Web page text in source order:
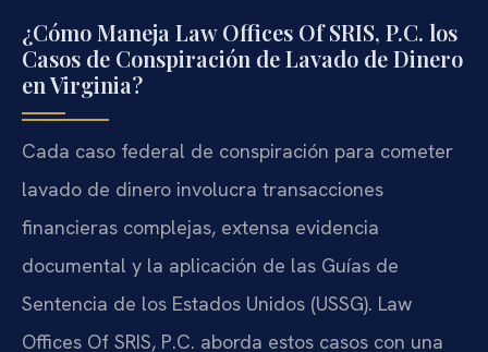
¿Cómo Maneja Law Offices Of SRIS, P.C. los
Casos de Conspiración de Lavado de Dinero
en Virginia?
Cada caso federal de conspiración para cometer
lavado de dinero involucra transacciones
financieras complejas, extensa evidencia
documental y la aplicación de las Guías de
Sentencia de los Estados Unidos (USSG). Law
Offices Of SRIS, P.C. aborda estos casos con una